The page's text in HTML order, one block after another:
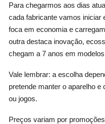
Para chegarmos aos dias
cada fabricante vamos iniciar
foca em economia e
outra destaca inovação,
chegam a 7 anos em
Vale lembrar: a escolha
pretende manter o aparelho
ou jogos.
Preços variam por